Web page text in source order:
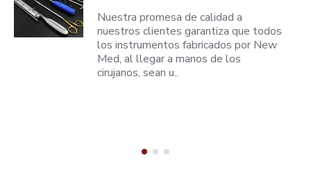
Nuestra promesa de calidad a
nuestros clientes garantiza que todos
los instrumentos fabricados por New
Med, al llegar a manos de los
cirujanos, sean u..